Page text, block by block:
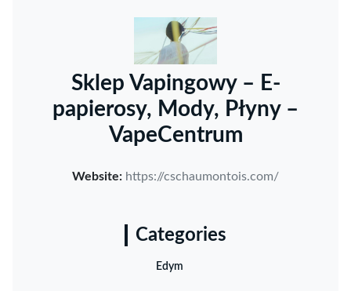
Sklep Vapingowy – E-
papierosy, Mody, Płyny –
VapeCentrum
Website: https://cschaumontois.com/
Categories
Edym